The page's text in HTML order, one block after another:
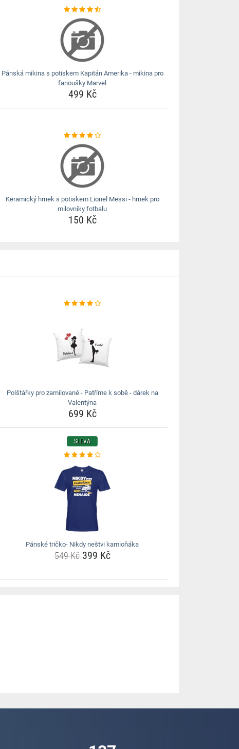
Pánská mikina s potiskem Kapitán Amerika - mikina pro
fanoušky Marvel
499 Kč
Keramický hrnek s potiskem Lionel Messi - hrnek pro
milovníky fotbalu
150 Kč
Polštářky pro zamilované - Patříme k sobě - dárek na
Valentýna
699 Kč
SLEVA
Pánské tričko- Nikdy neštvi kamioňáka
549 Kč399 Kč